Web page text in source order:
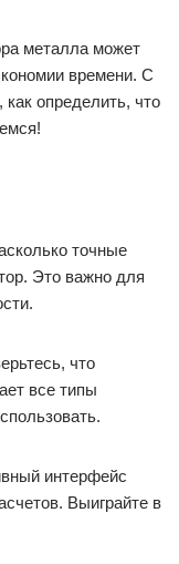
металла может
времени. С
определить, что
точные
Это важно для
что
все типы
интерфейс
Выиграйте в